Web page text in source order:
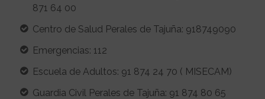
871 64 00
Centro de Salud Perales de Tajuña: 918749090
Emergencias: 112
Escuela de Adultos: 91 874 24 70 ( MISECAM)
Guardia Civil Perales de Tajuña: 91 874 80 65